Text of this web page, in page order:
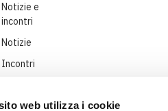
web utilizza i cookie
Notizie e
incontri
Notizie
Incontri
Approfondimenti